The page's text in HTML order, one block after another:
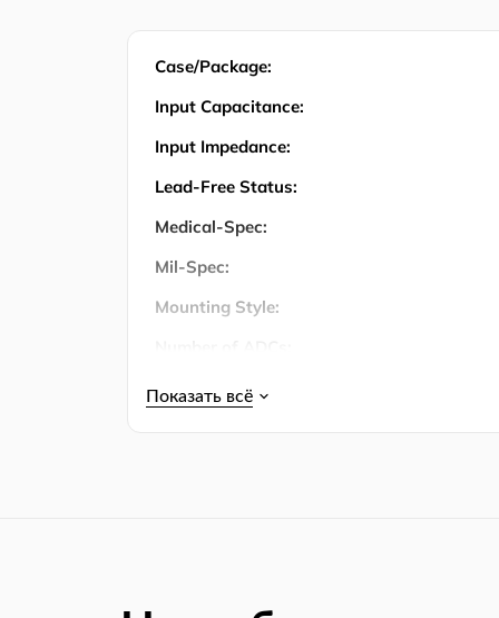
Case/Package:
Input Capacitance:
Input Impedance:
Lead-Free Status:
Medical-Spec:
Mil-Spec:
Mounting Style:
Number of Bits: